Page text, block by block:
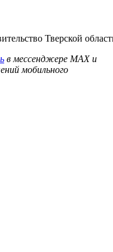
Тверской
в мессенджере MAX и
мобильного